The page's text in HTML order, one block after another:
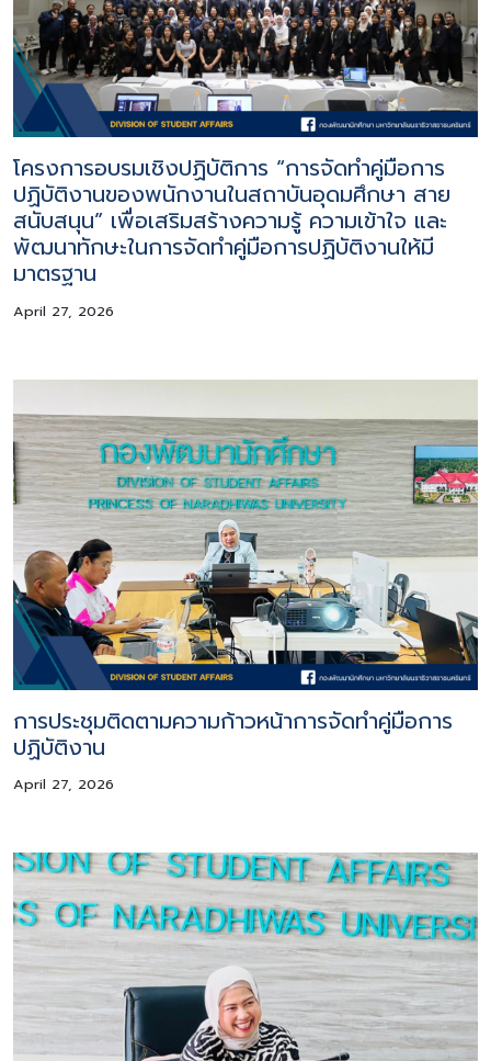
โครงการอบรมเชิงปฏิบัติการ “การจัดทำคู่มือการ
ปฏิบัติงานของพนักงานในสถาบันอุดมศึกษา สาย
สนับสนุน” เพื่อเสริมสร้างความรู้ ความเข้าใจ และ
พัฒนาทักษะในการจัดทำคู่มือการปฏิบัติงานให้มี
มาตรฐาน
April 27, 2026
การประชุมติดตามความก้าวหน้าการจัดทำคู่มือการ
ปฏิบัติงาน
April 27, 2026